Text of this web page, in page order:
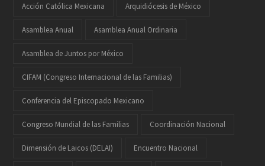
Acción Católica Mexicana Arquidiócesis de México
Asamblea Anual Asamblea Anual Ordinaria
Asamblea de Juntos por México
CIFAM (Congreso Internacional de las Familias)
Conferencia del Episcopado Mexicano
Congreso Mundial de las Familias Coordinación Nacional
Dimensión de Laicos (DELAI) Encuentro Nacional